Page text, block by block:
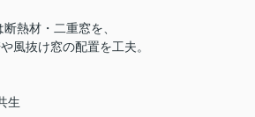
熱材・二重窓を、
風抜け窓の配置を工夫。
生